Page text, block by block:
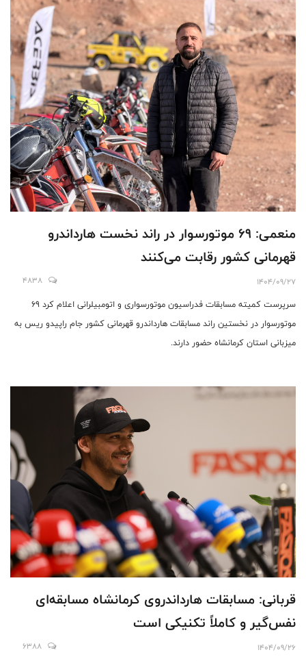
منعمی: ۶۹ موتورسوار در راند نخست هارداندرو
قهرمانی کشور رقابت می‌کنند
1404/09/27
4838
سرپرست کمیته مسابقات فدراسیون موتورسواری و اتومبیلرانی اعلام کرد ۶۹
موتورسوار در نخستین راند مسابقات هارداندرو قهرمانی کشور جام راپیدو ریس به
میزبانی استان کرمانشاه حضور دارند.
قربانی: مسابقات هارداندروی کرمانشاه مسابقه‌ای
نفس‌گیر و کاملاً تکنیکی است
1404/09/26
6388